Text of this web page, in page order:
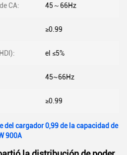
CA: 45～66Hz
≥0.99
el ≤5%
45~66Hz
≥0.99
del cargador 0,99 de la capacidad de
900A